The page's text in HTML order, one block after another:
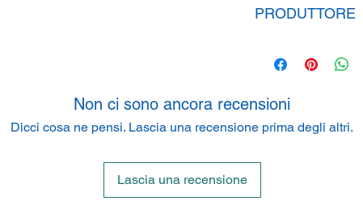
PRODUTTORE
Am Haeckselplatz
Non ci sono ancora recensioni
Dicci cosa ne pensi. Lascia una recensione prima degli altri.
Lascia una recensione